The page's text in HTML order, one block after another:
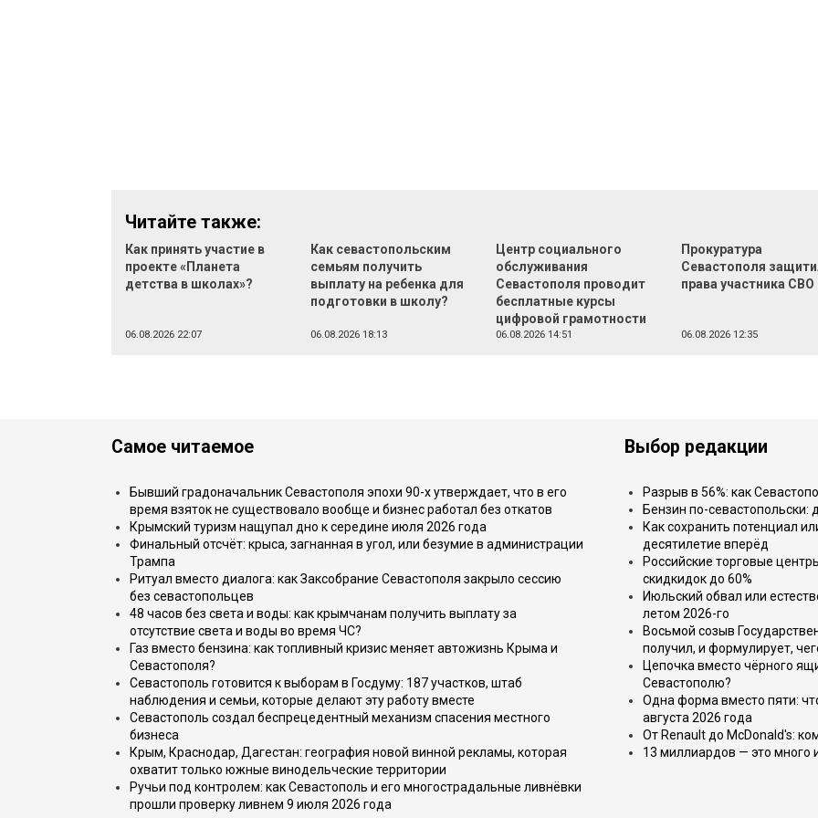
Читайте также:
Как принять участие в
проекте «Планета
детства в школах»?
06.08.2026 22:07
Как севастопольским
семьям получить
выплату на ребенка для
подготовки в школу?
06.08.2026 18:13
Центр социального
обслуживания
Севастополя проводит
бесплатные курсы
цифровой грамотности
06.08.2026 14:51
Прокуратура
Севастополя
права участника СВО
06.08.2026 12:35
Самое читаемое
Бывший градоначальник Севастополя эпохи 90-х утверждает, что в его
время взяток не существовало вообще и бизнес работал без откатов
Крымский туризм нащупал дно к середине июля 2026 года
Финальный отсчёт: крыса, загнанная в угол, или безумие в администрации
Трампа
Ритуал вместо диалога: как Заксобрание Севастополя закрыло сессию
без севастопольцев
48 часов без света и воды: как крымчанам получить выплату за
отсутствие света и воды во время ЧС?
Газ вместо бензина: как топливный кризис меняет автожизнь Крыма и
Севастополя?
Севастополь готовится к выборам в Госдуму: 187 участков, штаб
наблюдения и семьи, которые делают эту работу вместе
Севастополь создал беспрецедентный механизм спасения местного
бизнеса
Крым, Краснодар, Дагестан: география новой винной рекламы, которая
охватит только южные винодельческие территории
Ручьи под контролем: как Севастополь и его многострадальные ливнёвки
прошли проверку ливнем 9 июля 2026 года
Выбор редакции
Разрыв в 56%: как
Бензин по-
Как сохранить потенциал
десятилетие вперёд
Российские торговые
скидкидок до 60%
Июльский обвал или
летом 2026-го
Восьмой созыв
получил, и формулирует,
Цепочка вместо чёрного
Севастополю?
Одна форма вместо пяти:
августа 2026 года
От Renault до McDonald's:
13 миллиардов — это много